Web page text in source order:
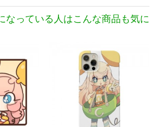
なっている人はこんな商品も気に